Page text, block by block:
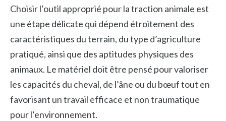
Choisir l’outil approprié pour la traction animale est
une étape délicate qui dépend étroitement des
caractéristiques du terrain, du type d’agriculture
pratiqué, ainsi que des aptitudes physiques des
animaux. Le matériel doit être pensé pour valoriser
les capacités du cheval, de l’âne ou du bœuf tout en
favorisant un travail efficace et non traumatique
pour l’environnement.